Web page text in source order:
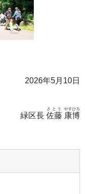
2026年5月10日
緑区長 佐藤
さとう
康博
やすひろ